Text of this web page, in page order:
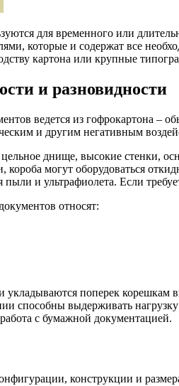
для временного или
которые и содержат все
картона или крупные
и разновидности
ведется из гофрокартона –
и другим негативным
днище, высокие стенки,
короба могут оборудоваться
и ультрафиолета. Если
относят:
поперек корешкам
способны выдерживать
с бумажной документацией.
конструкции и